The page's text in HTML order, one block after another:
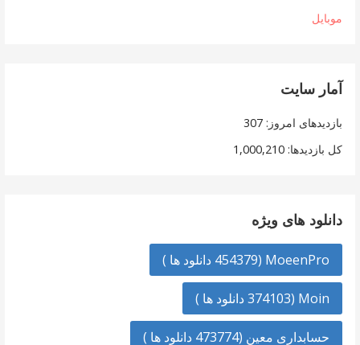
موبایل
آمار سایت
بازدیدهای امروز:307
کل بازدیدها:1,000,210
دانلود های ویژه
MoeenPro (454379 دانلود ها )
Moin (374103 دانلود ها )
حسابداری معین (473774 دانلود ها )